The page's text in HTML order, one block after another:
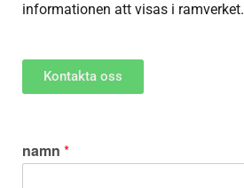
informationen att visas i ramverket.
Kontakta oss
namn *